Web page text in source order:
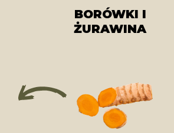
BORÓWKI I
ŻURAWINA